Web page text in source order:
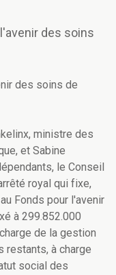
des soins
des soins de
ministre des
et Sabine
le Conseil
royal qui fixe,
Fonds pour l'avenir
à 299.852.000
de la gestion
restants, à charge
social des